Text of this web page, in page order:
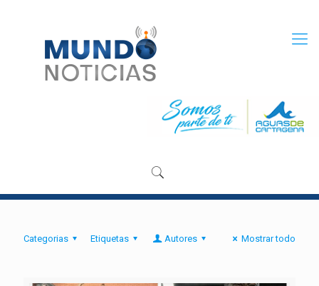
Categorias Etiquetas Autores Mostrar todo